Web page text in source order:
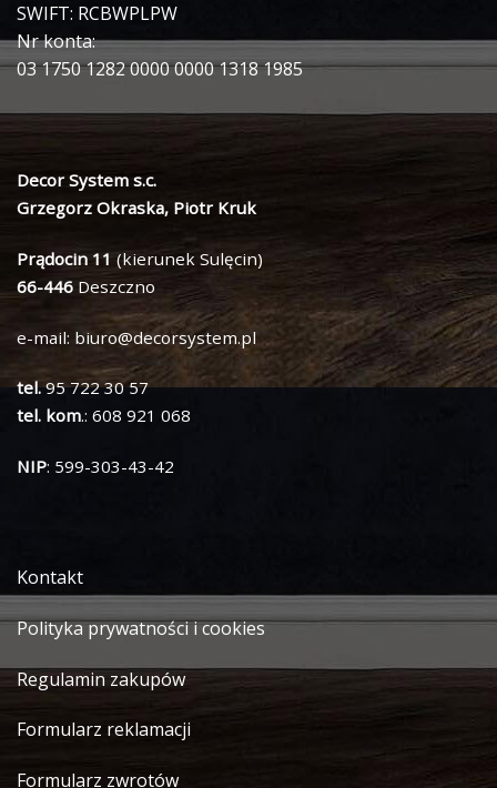
SWIFT: RCBWPLPW
Nr konta:
03 1750 1282 0000 0000 1318 1985
Decor System s.c.
Grzegorz Okraska, Piotr Kruk
Prądocin 11 (kierunek Sulęcin)
66-446 Deszczno
e-mail: biuro@decorsystem.pl
tel.95 722 30 57
tel. kom.: 608 921 068
NIP: 599-303-43-42
Kontakt
Polityka prywatności i cookies
Regulamin zakupów
Formularz reklamacji
Formularz zwrotów